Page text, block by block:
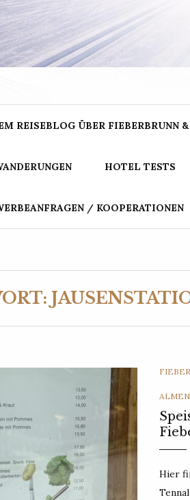
REISEBLOG ÜBER FIEBERBRUNN
HOTEL TESTS
/ KOOPERATIONEN
ALMEN
Hier